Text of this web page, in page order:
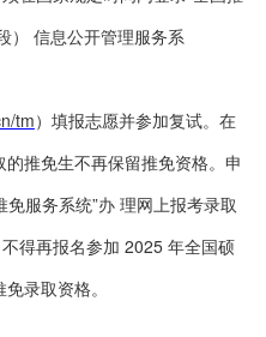
） 信息公开管理服务系
tm）填报志愿并参加复试。在
推免生不再保留推免资格。申
服务系统”办 理网上报考录取
得再报名参加 2025 年全国硕
录取资格。